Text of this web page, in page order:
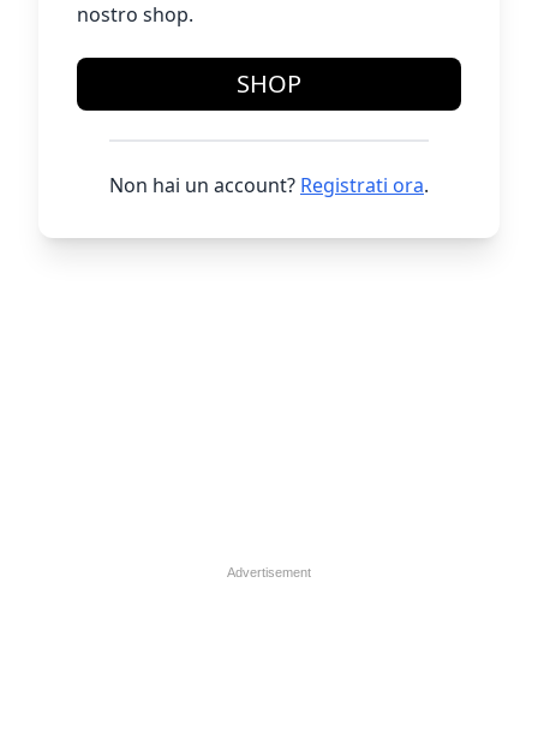
nostro shop.
SHOP
Non hai un account? Registrati ora.